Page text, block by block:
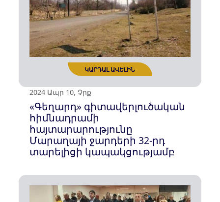
ԿԱՐԴԱԼ ԱՎԵԼԻՆ
2024 Ապր 30, Երք
«Օղակ» գործողության 33-րդ
տարելիցի կապակցությամբ
«Գեղարդ» հիմնադրամի
հայտարարությունը